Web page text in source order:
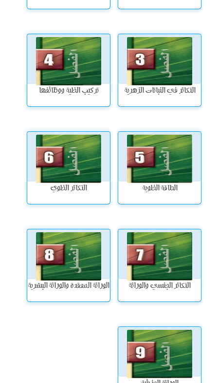
التكاثر في النباتات الزهرية تركيب الخلية ووظائفها
الطاقة الخلوية التكاثر الخلوي
التكاثر الجنسي والوراثة الوراثة المعقدة والوراثة البشرية